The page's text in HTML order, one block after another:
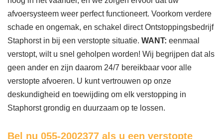
afvoersysteem weer perfect functioneert. Voorkom verdere
schade en ongemak, en schakel direct Ontstoppingsbedrijf
Staphorst in bij een verstopte situatie. WANT: eenmaal
verstopt, wilt u snel geholpen worden! Wij begrijpen dat als
geen ander en zijn daarom 24/7 bereikbaar voor alle
verstopte afvoeren. U kunt vertrouwen op onze
deskundigheid en toewijding om elk verstopping in
Staphorst grondig en duurzaam op te lossen.
Bel nu 055-2002377 als u een verstopte